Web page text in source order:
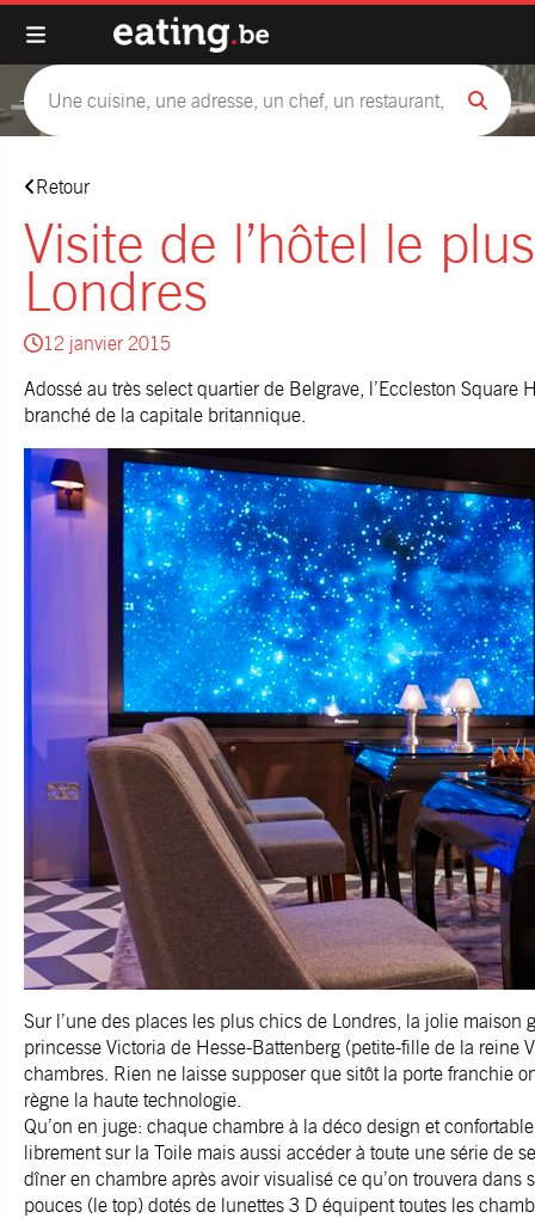
Retour
Visite de l’hôtel le
Londres
12 janvier 2015
Adossé au très select quartier de Belgrave, l’Eccleston Square
branché de la capitale britannique.
Sur l’une des places les plus chics de Londres, la jolie maison
princesse Victoria de Hesse-Battenberg (petite-fille de la reine
chambres. Rien ne laisse supposer que sitôt la porte franchie
règne la haute technologie.
Qu’on en juge: chaque chambre à la déco design et
librement sur la Toile mais aussi accéder à toute une série de
dîner en chambre après avoir visualisé ce qu’on trouvera dans
pouces (le top) dotés de lunettes 3 D équipent toutes les